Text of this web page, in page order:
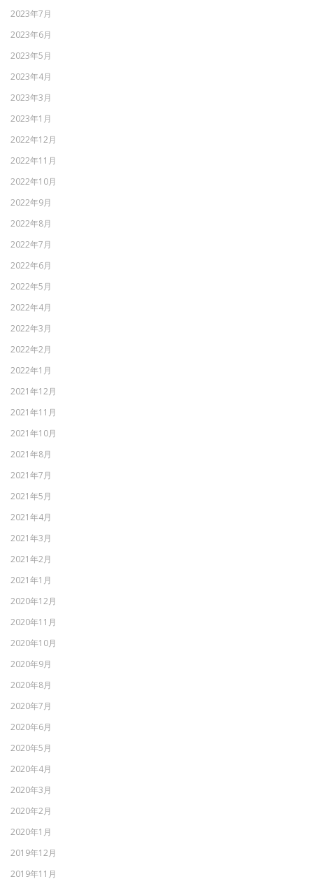
2023年7月
2023年6月
2023年5月
2023年4月
2023年3月
2023年1月
2022年12月
2022年11月
2022年10月
2022年9月
2022年8月
2022年7月
2022年6月
2022年5月
2022年4月
2022年3月
2022年2月
2022年1月
2021年12月
2021年11月
2021年10月
2021年8月
2021年7月
2021年5月
2021年4月
2021年3月
2021年2月
2021年1月
2020年12月
2020年11月
2020年10月
2020年9月
2020年8月
2020年7月
2020年6月
2020年5月
2020年4月
2020年3月
2020年2月
2020年1月
2019年12月
2019年11月